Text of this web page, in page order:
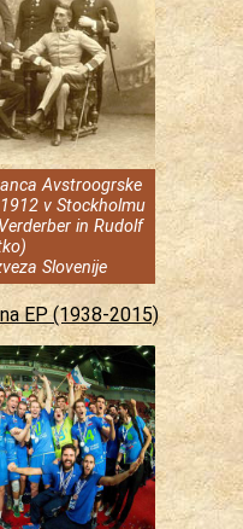
Avstroogrske
v Stockholmu
in Rudolf
Slovenije
EP (1938-2015)